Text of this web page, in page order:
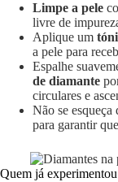
Limpe a pele
livre de
Aplique um
a pele para
Espalhe
de diamante
circulares e
Não se esqueça
para garantir
Quem já